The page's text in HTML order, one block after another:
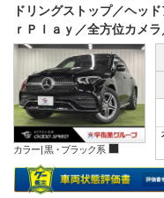
ドリングストップ／ヘッ
ｒＰｌａｙ／全方位カメ
カラー |黒・ブラック系